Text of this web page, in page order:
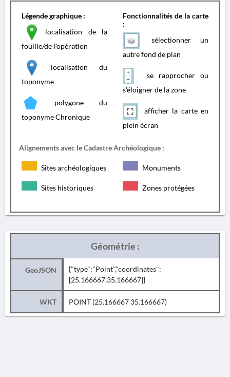
Légende graphique :
localisation de la
fouille/de l'opération
localisation du
toponyme
polygone du
toponyme Chronique
Fonctionnalités de la carte
:
sélectionner un
autre fond de plan
se rapprocher ou
s'éloigner de la zone
afficher la carte en
plein écran
Alignements avec le Cadastre Archéologique :
Sites archéologiques Monuments
Sites historiques Zones protégées
Géométrie :
GeoJSON
{"type":"Point","coordinates":
[25.166667,35.166667]}
WKT POINT (25.166667 35.166667)